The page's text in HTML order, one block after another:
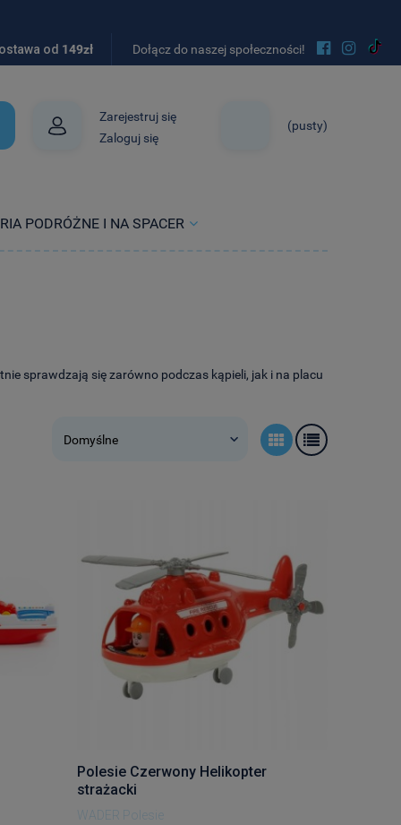
od 149zł Dołącz do naszej społeczności!  
(pusty)
Zarejestruj się
Zaloguj się
PODRÓŻNE I NA SPACER
sprawdzają się zarówno podczas kąpieli, jak i na placu
Polesie Czerwony Helikopter
strażacki
WADER Polesie